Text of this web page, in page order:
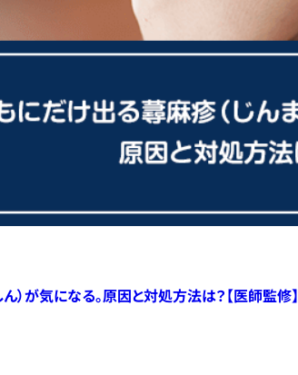
）が気になる。原因と対処方法は？【医師監修】